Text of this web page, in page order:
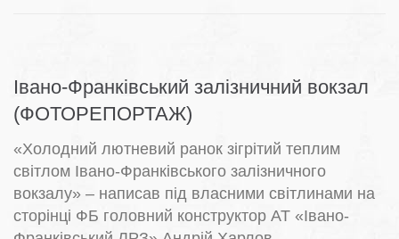
Івано-Франківський залізничний вокзал
(ФОТОРЕПОРТАЖ)
«Холодний лютневий ранок зігрітий теплим
світлом Івано-Франківського залізничного
вокзалу» – написав під власними світлинами на
сторінці ФБ головний конструктор АТ «Івано-